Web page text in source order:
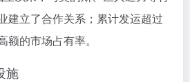
建立了合作关系；累计发运超过
的市场占有率。
施